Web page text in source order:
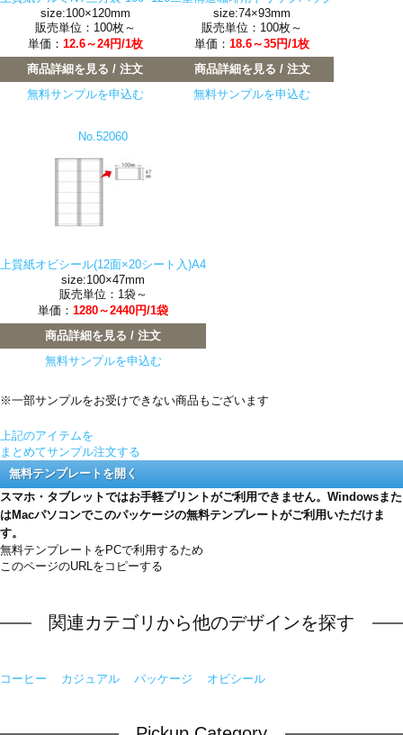
size:100×120mm
販売単位：100枚～
単価： 12.6～24円/1枚
商品詳細を見る / 注文
無料サンプルを申込む
size:74×93mm
販売単位：100枚～
単価： 18.6～35円/1枚
商品詳細を見る / 注文
無料サンプルを申込む
No.52060
上質紙オビシール(12面×20シート入)A4
size:100×47mm
販売単位：1袋～
単価： 1280～2440円/1袋
商品詳細を見る / 注文
無料サンプルを申込む
※一部サンプルをお受けできない商品もございます
上記のアイテムを
まとめてサンプル注文する
無料テンプレートを開く
スマホ・タブレットではお手軽プリントがご利用できません。Windowsまた
はMacパソコンでこのパッケージの無料テンプレートがご利用いただけま
す。
無料テンプレートをPCで利用するため
このページのURLをコピーする
関連カテゴリから他のデザインを探す
コーヒー カジュアル パッケージ オビシール